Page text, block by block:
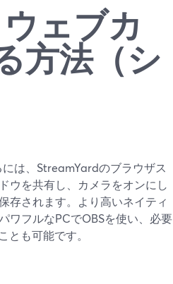
ェブカ
方法（シ
は、StreamYardのブラウザス
ウを共有し、カメラをオンにし
存されます。より高いネイティ
ワフルなPCでOBSを使い、必要
も可能です。